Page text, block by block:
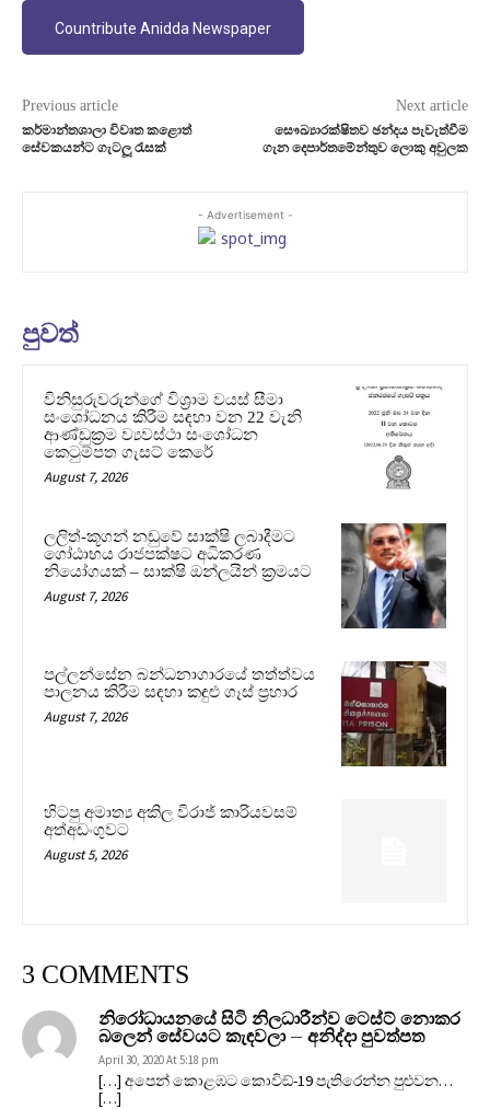
Countribute Anidda Newspaper
Previous article
කර්මාන්තශාලා විවෘත කළොත්
සේවකයන්ට ගැටලූ රැසක්
Next article
සෞඛ්‍යාරක්ෂිතව ඡන්දය පැවැත්වීම
ගැන දෙපාර්තමේන්තුව ලොකු අවුලක
- Advertisement -
පුවත්
විනිසුරුවරුන්ගේ විශ්‍රාම වයස් සීමා
සංශෝධනය කිරීම සඳහා වන 22 වැනි
ආණ්ඩුක්‍රම ව්‍යවස්ථා සංශෝධන
කෙටුම්පත ගැසට් කෙරේ
August 7, 2026
ලලිත්-කූගන් නඩුවේ සාක්ෂි ලබාදීමට
ගෝඨාභය රාජපක්ෂට අධිකරණ
නියෝගයක් – සාක්ෂි ඔන්ලයින් ක්‍රමයට
August 7, 2026
පල්ලන්සේන බන්ධනාගාරයේ තත්ත්වය
පාලනය කිරීම සඳහා කඳුළු ගෑස් ප්‍රහාර
August 7, 2026
හිටපු අමාත්‍ය අකිල විරාජ් කාරියවසම්
අත්අඩංගුවට
August 5, 2026
3 COMMENTS
නිරෝධායනයේ සිටි නිලධාරීන්ව ටෙස්ට් නොකර
බලෙන් සේවයට කැඳවලා – අනිද්දා පුවත්පත
April 30, 2020 At 5:18 pm
[…] අපෙන් කොළඹට කොවිඞ්-19 පැතිරෙන්න පුළුවන…
[…]